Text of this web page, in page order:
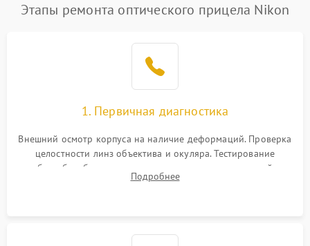
1000 ₽
защиты от перегрева
Поломка системы защиты
1000 ₽
Этапы ремонта оптического прицела Nikon
1. Первичная диагностика
Внешний осмотр корпуса на наличие деформаций. Проверка
целостности линз объектива и окуляра. Тестирование
работы барабанчиков ввода поправок, кольца отстройки
параллакса и зума. Выявление сколов, внутренних
Подробнее